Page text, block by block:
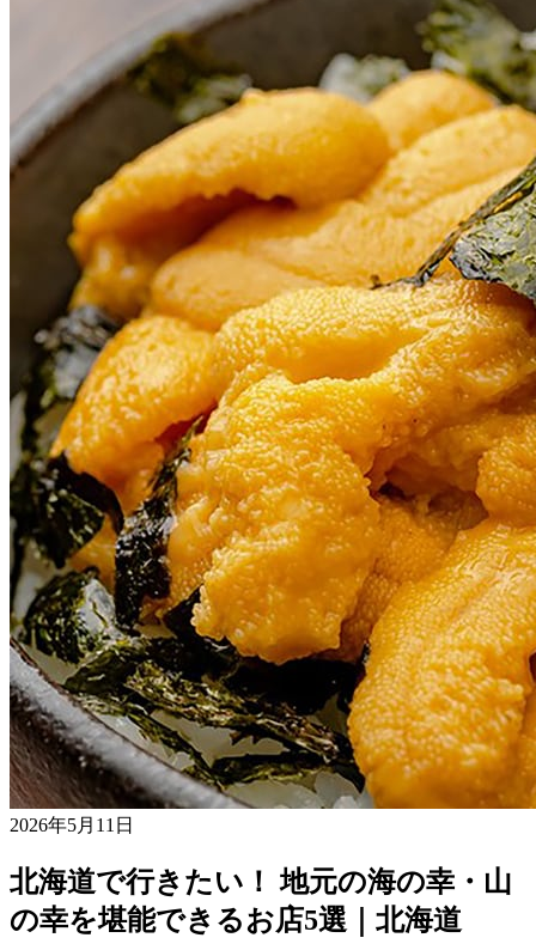
2026年5月11日
北海道で行きたい！ 地元の海の幸・山
の幸を堪能できるお店5選｜北海道